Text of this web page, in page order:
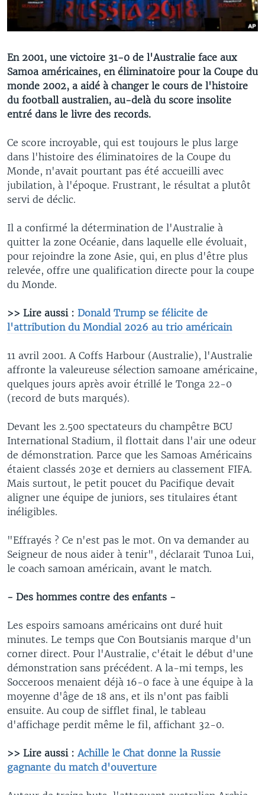
En 2001, une victoire 31-0 de l'Australie face aux
Samoa américaines, en éliminatoire pour la Coupe du
monde 2002, a aidé à changer le cours de l'histoire
du football australien, au-delà du score insolite
entré dans le livre des records.
Ce score incroyable, qui est toujours le plus large
dans l'histoire des éliminatoires de la Coupe du
Monde, n'avait pourtant pas été accueilli avec
jubilation, à l'époque. Frustrant, le résultat a plutôt
servi de déclic.
Il a confirmé la détermination de l'Australie à
quitter la zone Océanie, dans laquelle elle évoluait,
pour rejoindre la zone Asie, qui, en plus d'être plus
relevée, offre une qualification directe pour la coupe
du Monde.
>> Lire aussi : Donald Trump se félicite de
l'attribution du Mondial 2026 au trio américain
11 avril 2001. A Coffs Harbour (Australie), l'Australie
affronte la valeureuse sélection samoane américaine,
quelques jours après avoir étrillé le Tonga 22-0
(record de buts marqués).
Devant les 2.500 spectateurs du champêtre BCU
International Stadium, il flottait dans l'air une odeur
de démonstration. Parce que les Samoas Américains
étaient classés 203e et derniers au classement FIFA.
Mais surtout, le petit poucet du Pacifique devait
aligner une équipe de juniors, ses titulaires étant
inéligibles.
"Effrayés ? Ce n'est pas le mot. On va demander au
Seigneur de nous aider à tenir", déclarait Tunoa Lui,
le coach samoan américain, avant le match.
- Des hommes contre des enfants -
Les espoirs samoans américains ont duré huit
minutes. Le temps que Con Boutsianis marque d'un
corner direct. Pour l'Australie, c'était le début d'une
démonstration sans précédent. A la-mi temps, les
Socceroos menaient déjà 16-0 face à une équipe à la
moyenne d'âge de 18 ans, et ils n'ont pas faibli
ensuite. Au coup de sifflet final, le tableau
d'affichage perdit même le fil, affichant 32-0.
>> Lire aussi : Achille le Chat donne la Russie
gagnante du match d'ouverture